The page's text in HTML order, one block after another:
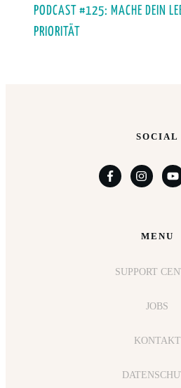
PODCAST #125: MACHE DEIN
PRIORITÄT
MENU
SUPPORT
JOBS
KONTAKT
SOCIAL